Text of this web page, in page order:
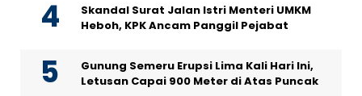
Skandal Surat Jalan Istri Menteri UMKM
Heboh, KPK Ancam Panggil Pejabat
Gunung Semeru Erupsi Lima Kali Hari Ini,
Letusan Capai 900 Meter di Atas Puncak